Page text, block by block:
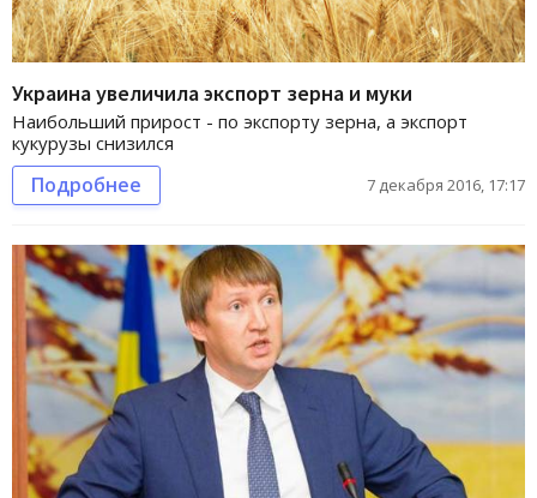
Украина увеличила экспорт зерна и муки
Наибольший прирост - по экспорту зерна, а экспорт
кукурузы снизился
Подробнее 7 декабря 2016, 17:17